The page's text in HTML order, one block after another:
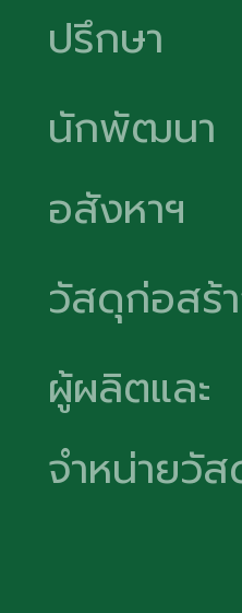
ปรึกษา
นักพัฒนา
อสังหาฯ
วัสดุก่อสร้
ผู้ผลิตและ
จำหน่ายวั